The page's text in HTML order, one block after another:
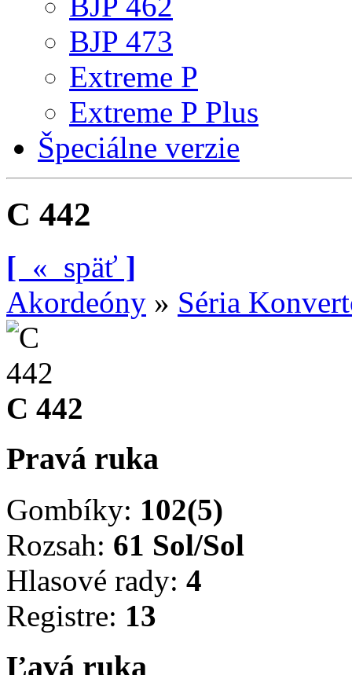
BJP 473
Extreme P
Extreme P Plus
Špeciálne verzie
C 442
[ « späť ]
Akordeóny » Séria
C 442
Pravá ruka
Gombíky: 102(5)
Rozsah: 61 Sol/Sol
Hlasové rady: 4
Registre: 13
Ľavá ruka